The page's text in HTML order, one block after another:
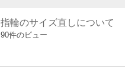
指輪のサイズ直しについて
90件のビュー